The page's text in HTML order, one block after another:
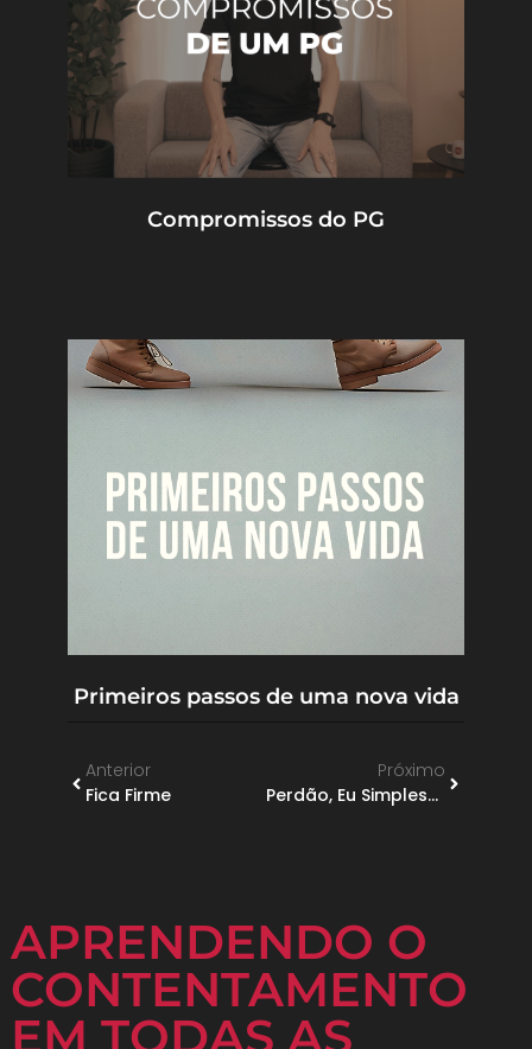
Compromissos do PG
Primeiros passos de uma nova vida
Anterior
Fica Firme
Próximo
Perdão, Eu Simplesmente Não Consigo Me Perdoar
APRENDENDO O
CONTENTAMENTO
EM TODAS AS